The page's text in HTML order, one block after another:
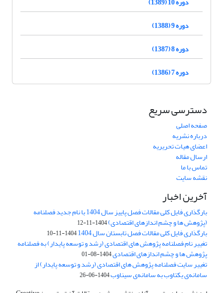
دوره 9 (1388)
دوره 8 (1387)
دوره 7 (1386)
دسترسی سریع
صفحه اصلی
درباره نشریه
اعضای هیات تحریریه
ارسال مقاله
تماس با ما
نقشه سایت
آخرین اخبار
بارگذاری فایل کلی مقالات فصل پاییز سال 1404 با نام جدید فصلنامه
(پژوهش ها و چشم اندازهای اقتصادی)1404-11-12
بارگذاری فایل کلی مقالات فصل تابستان سال 1404 1404-11-10
تغییر نام فصلنامه پژوهش های اقتصادی (رشد و توسعه پایدار) به فصلنامه
پژوهش ها و چشم اندازهای اقتصادی1404-08-01
تغییر سایت فصلنامه پژوهش های اقتصادی (رشد و توسعه پایدار) از
سامانه‌ی یکتاوب به سامانه‌ی سیناوب1404-06-26